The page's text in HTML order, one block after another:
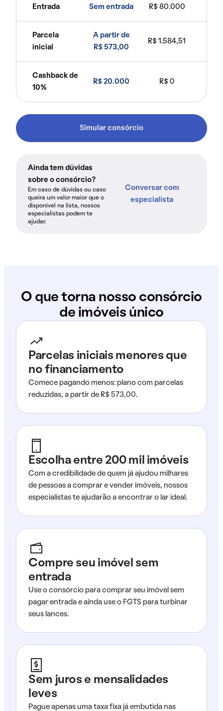
Entrada Sem entrada R$ 80.000
Parcela
inicial
A partir de
R$ 573,00
R$ 1.584,51
Cashback de
10%
R$ 20.000 R$ 0
Simular consórcio
Ainda tem dúvidas
sobre o consórcio?
Em caso de dúvidas ou caso
queira um valor maior que o
disponível na lista, nossos
especialistas podem te
ajudar.
Conversar com
especialista
O que torna nosso consórcio
de imóveis único
Parcelas iniciais menores que
no financiamento
Comece pagando menos: plano com parcelas
reduzidas, a partir de R$ 573,00.
Escolha entre 200 mil imóveis
Com a credibilidade de quem já ajudou milhares
de pessoas a comprar e vender imóveis, nossos
especialistas te ajudarão a encontrar o lar ideal.
Compre seu imóvel sem
entrada
Use o consórcio para comprar seu imóvel sem
pagar entrada e ainda use o FGTS para turbinar
seus lances.
Sem juros e mensalidades
leves
Pague apenas uma taxa fixa já embutida nas